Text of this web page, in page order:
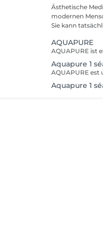
Ästhetische
modernen
Sie kann
AQUAPURE
Aquapure 1
Aquapure 1